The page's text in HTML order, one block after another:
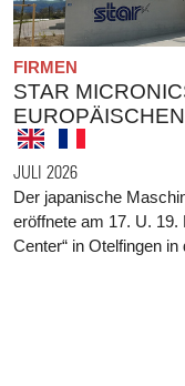
FIRMEN
STAR
JULI 2026
Der japanische
eröffnete am 17. U. 19.
Center“ in Otelfingen